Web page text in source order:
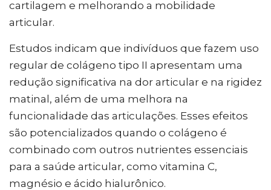
cartilagem e melhorando a mobilidade
articular.
Estudos indicam que indivíduos que fazem uso
regular de colágeno tipo II apresentam uma
redução significativa na dor articular e na rigidez
matinal, além de uma melhora na
funcionalidade das articulações. Esses efeitos
são potencializados quando o colágeno é
combinado com outros nutrientes essenciais
para a saúde articular, como vitamina C,
magnésio e ácido hialurônico.